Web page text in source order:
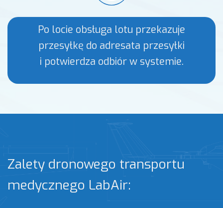
Po locie obsługa lotu przekazuje
przesyłkę do adresata przesyłki
i potwierdza odbiór w systemie.
Zalety dronowego transportu
medycznego LabAir: